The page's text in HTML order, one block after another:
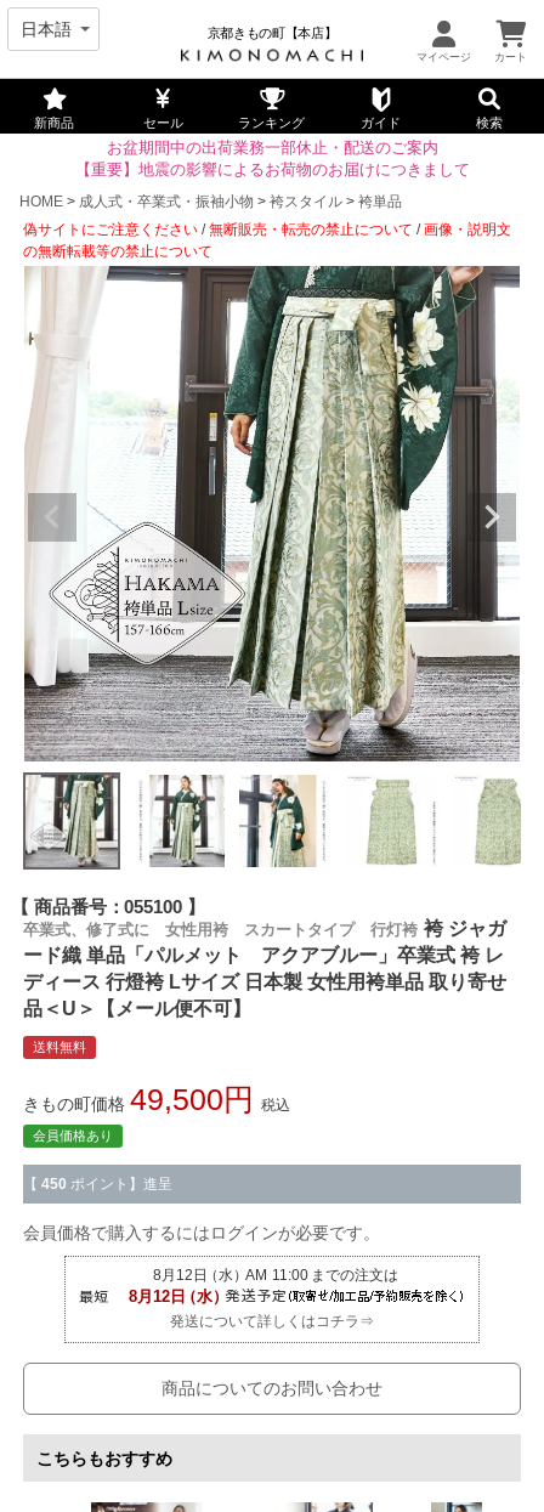
京都きもの町【本店】
新商品 セール ランキング ガイド 検索
お盆期間中の出荷業務一部休止・配送のご案内
【重要】地震の影響によるお荷物のお届けにつきまして
HOME
成人式・卒業式・振袖小物 袴スタイル
袴単品
偽サイトにご注意ください /無断販売・転売の禁止について /画像・説明文
の無断転載等の禁止について
商品番号 055100
卒業式、修了式に 女性用袴 スカートタイプ 行灯袴 袴 ジャガ
ード織 単品「パルメット アクアブルー」卒業式 袴 レ
ディース 行燈袴 Lサイズ 日本製 女性用袴単品 取り寄せ
品＜U＞【メール便不可】
送料無料
きもの町価格 49,500 税込
会員価格あり
【 450 ポイント】進呈
会員価格で購入するにはログインが必要です。
発送について詳しくはコチラ⇒
商品についてのお問い合わせ
こちらもおすすめ